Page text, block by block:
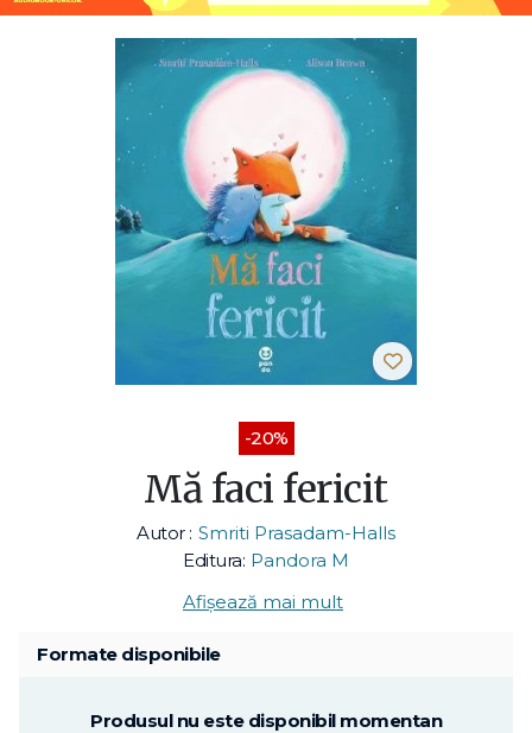
-20%
Mă faci fericit
Autor : Smriti Prasadam-Halls
Editura: Pandora M
Afișează mai mult
Formate disponibile
Produsul nu este disponibil momentan